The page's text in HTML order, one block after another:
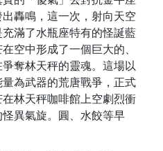
轟鳴，這一次，射向天空
滿了水瓶座特有的怪誕藍
空中形成了一個巨大的、
奪林天秤的靈魂。這場以
為武器的荒唐戰爭，正式
林天秤咖啡館上空劇烈衝
異氣旋。圓、水餃等早